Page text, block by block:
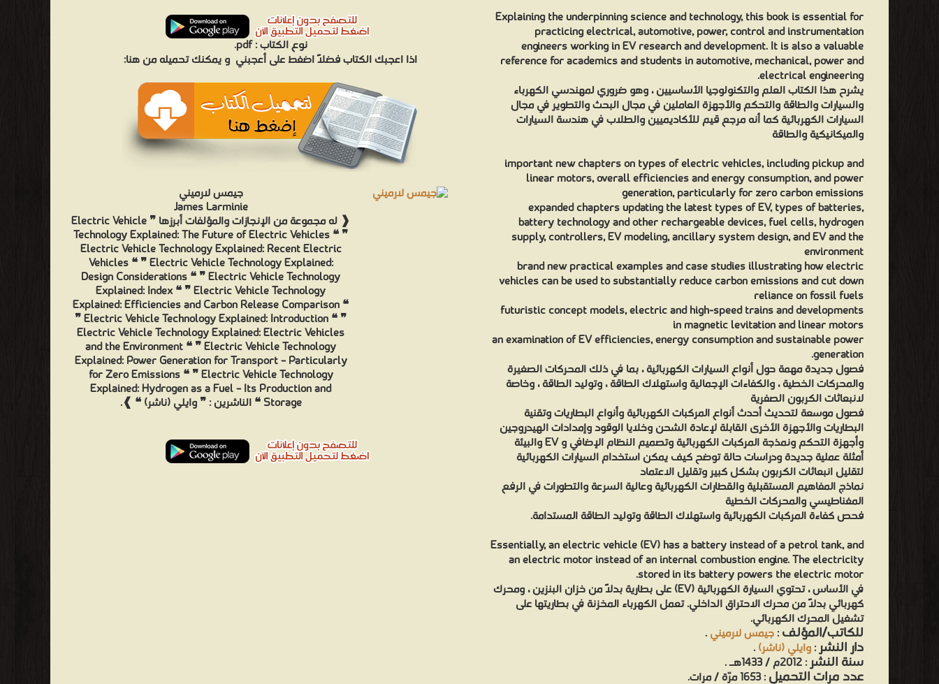
Explaining the underpinning science and technology, this book is essential for
practicing electrical, automotive, power, control and instrumentation
engineers working in EV research and development. It is also a valuable
reference for academics and students in automotive, mechanical, power and
electrical engineering.
يشرح هذا الكتاب العلم والتكنولوجيا الأساسيين ، وهو ضروري لمهندسي الكهرباء
والسيارات والطاقة والتحكم والأجهزة العاملين في مجال البحث والتطوير في مجال
السيارات الكهربائية كما أنه مرجع قيم للأكاديميين والطلاب في هندسة السيارات
والميكانيكية والطاقة
important new chapters on types of electric vehicles, including pickup and
linear motors, overall efficiencies and energy consumption, and power
generation, particularly for zero carbon emissions
expanded chapters updating the latest types of EV, types of batteries,
battery technology and other rechargeable devices, fuel cells, hydrogen
supply, controllers, EV modeling, ancillary system design, and EV and the
environment
brand new practical examples and case studies illustrating how electric
vehicles can be used to substantially reduce carbon emissions and cut down
reliance on fossil fuels
futuristic concept models, electric and high-speed trains and developments
in magnetic levitation and linear motors
an examination of EV efficiencies, energy consumption and sustainable power
generation.
فصول جديدة مهمة حول أنواع السيارات الكهربائية ، بما في ذلك المحركات الصغيرة
والمحركات الخطية ، والكفاءات الإجمالية واستهلاك الطاقة ، وتوليد الطاقة ، وخاصة
لانبعاثات الكربون الصفرية
فصول موسعة لتحديث أحدث أنواع المركبات الكهربائية وأنواع البطاريات وتقنية
البطاريات والأجهزة الأخرى القابلة لإعادة الشحن وخلايا الوقود وإمدادات الهيدروجين
وأجهزة التحكم ونمذجة المركبات الكهربائية وتصميم النظام الإضافي و EV والبيئة
أمثلة عملية جديدة ودراسات حالة توضح كيف يمكن استخدام السيارات الكهربائية
لتقليل انبعاثات الكربون بشكل كبير وتقليل الاعتماد
نماذج المفاهيم المستقبلية والقطارات الكهربائية وعالية السرعة والتطورات في الرفع
المغناطيسي والمحركات الخطية
فحص كفاءة المركبات الكهربائية واستهلاك الطاقة وتوليد الطاقة المستدامة.
Essentially, an electric vehicle (EV) has a battery instead of a petrol tank, and
an electric motor instead of an internal combustion engine. The electricity
stored in its battery powers the electric motor.
في الأساس ، تحتوي السيارة الكهربائية (EV) على بطارية بدلاً من خزان البنزين ، ومحرك
كهربائي بدلاً من محرك الاحتراق الداخلي. تعمل الكهرباء المخزنة في بطاريتها على
تشغيل المحرك الكهربائي.
للكاتب/المؤلف:جيمس لارميني.
دار النشر:وايلي (ناشر).
سنة النشر: 2012م / 1433هـ .
عدد مرات التحميل: 1653 مرّة / مرات.
نوع الكتاب :pdf.
اذا اعجبك الكتاب فضلاً اضغط على أعجبني و يمكنك تحميله من هنا:
جيمس لارميني
James Larminie
❰ له مجموعة من الإنجازات والمؤلفات أبرزها ❞ Electric Vehicle
Technology Explained: The Future of Electric Vehicles ❝ ❞
Electric Vehicle Technology Explained: Recent Electric
Vehicles ❝ ❞ Electric Vehicle Technology Explained:
Design Considerations ❝ ❞ Electric Vehicle Technology
Explained: Index ❝ ❞ Electric Vehicle Technology
Explained: Efficiencies and Carbon Release Comparison ❝
❞ Electric Vehicle Technology Explained: Introduction ❝ ❞
Electric Vehicle Technology Explained: Electric Vehicles
and the Environment ❝ ❞ Electric Vehicle Technology
Explained: Power Generation for Transport – Particularly
for Zero Emissions ❝ ❞ Electric Vehicle Technology
Explained: Hydrogen as a Fuel – Its Production and
Storage ❝ الناشرين : ❞ وايلي (ناشر) ❝ ❱.